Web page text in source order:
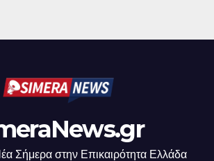
Σήμερα στην Επικαιρότητα Ελλάδα